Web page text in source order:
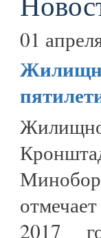
01
2017